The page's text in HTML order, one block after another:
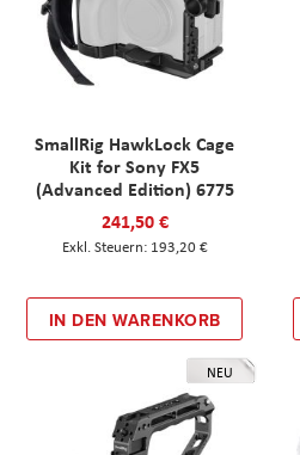
SmallRig HawkLock Cage
Kit for Sony FX5
(Advanced Edition) 6775
241,50 €
193,20 €
IN DEN WARENKORB
NEU